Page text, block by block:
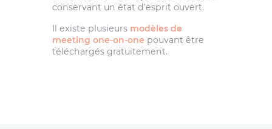
conservant un état d’esprit ouvert.
Il existe plusieurs modèles de
meeting one-on-one pouvant être
téléchargés gratuitement.